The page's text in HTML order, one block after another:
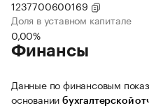
1237700600169
Доля в уставном капитале
0,00%
Финансы
Данные по финансовым
основании бухгалтерской